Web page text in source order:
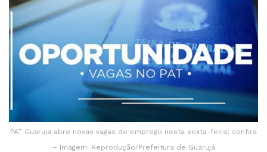
PAT Guarujá abre novas vagas de emprego nesta sexta-feira; confira
– Imagem: Reprodução/Prefeitura de Guarujá